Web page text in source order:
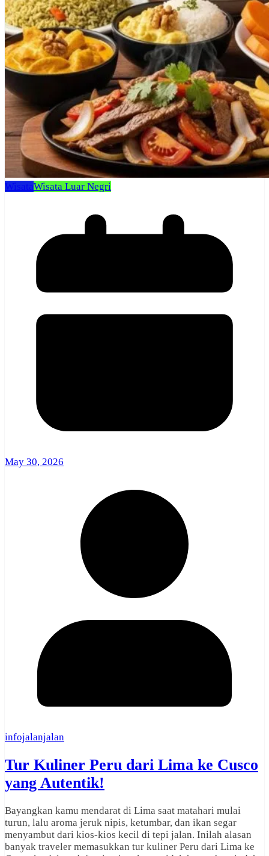
WisataWisata Luar Negri
May 30, 2026
infojalanjalan
Tur Kuliner Peru dari Lima ke Cusco
yang Autentik!
Bayangkan kamu mendarat di Lima saat matahari mulai
turun, lalu aroma jeruk nipis, ketumbar, dan ikan segar
menyambut dari kios-kios kecil di tepi jalan. Inilah alasan
banyak traveler memasukkan tur kuliner Peru dari Lima ke